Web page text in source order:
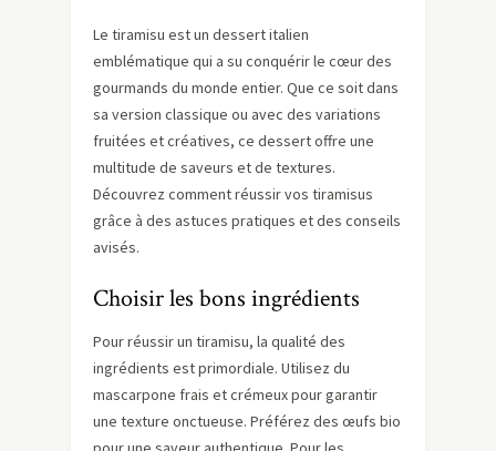
Le tiramisu est un dessert italien
emblématique qui a su conquérir le cœur des
gourmands du monde entier. Que ce soit dans
sa version classique ou avec des variations
fruitées et créatives, ce dessert offre une
multitude de saveurs et de textures.
Découvrez comment réussir vos tiramisus
grâce à des astuces pratiques et des conseils
avisés.
Choisir les bons ingrédients
Pour réussir un tiramisu, la qualité des
ingrédients est primordiale. Utilisez du
mascarpone frais et crémeux pour garantir
une texture onctueuse. Préférez des œufs bio